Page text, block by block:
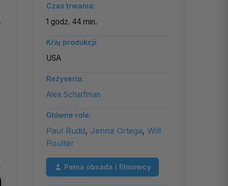
Czas trwania:
1 godz. 44 min.
Kraj produkcji:
USA
Reżyseria:
Alex Scharfman
Główne role:
Paul Rudd, Jenna Ortega, Will
Poulter
Pełna obsada i filmowcy